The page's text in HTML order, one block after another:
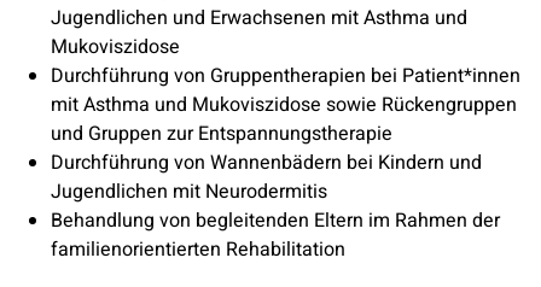
Jugendlichen und Erwachsenen mit Asthma und
Mukoviszidose
Durchführung von Gruppentherapien bei Patient*innen
mit Asthma und Mukoviszidose sowie Rückengruppen
und Gruppen zur Entspannungstherapie
Durchführung von Wannenbädern bei Kindern und
Jugendlichen mit Neurodermitis
Behandlung von begleitenden Eltern im Rahmen der
familienorientierten Rehabilitation